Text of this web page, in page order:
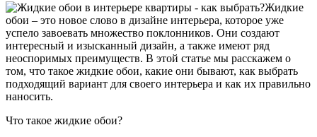
Жидкие
обои – это новое слово в дизайне интерьера, которое уже
успело завоевать множество поклонников. Они создают
интересный и изысканный дизайн, а также имеют ряд
неоспоримых преимуществ. В этой статье мы расскажем о
том, что такое жидкие обои, какие они бывают, как выбрать
подходящий вариант для своего интерьера и как их правильно
наносить.
Что такое жидкие обои?